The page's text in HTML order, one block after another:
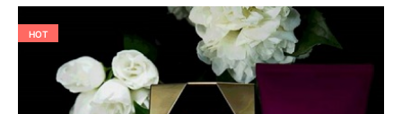
NUIT
HOT